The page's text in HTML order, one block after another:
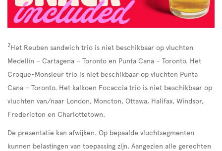
2Het Reuben sandwich trio is niet beschikbaar op vluchten
Medellín – Cartagena – Toronto en Punta Cana – Toronto. Het
Croque-Monsieur trio is niet beschikbaar op vluchten Punta
Cana – Toronto. Het kalkoen Focaccia trio is niet beschikbaar op
vluchten van/naar London, Moncton, Ottawa, Halifax, Windsor,
Fredericton en Charlottetown.
De presentatie kan afwijken. Op bepaalde vluchtsegmenten
kunnen belastingen van toepassing zijn. Aangezien alle gerechten